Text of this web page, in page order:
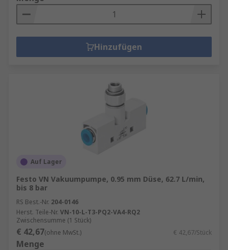
Hinzufügen
Auf Lager
Festo VN Vakuumpumpe, 0.95 mm Düse, 62.7 L/min,
bis 8 bar
RS Best.-Nr. 204-0146
Herst. Teile-Nr. VN-10-L-T3-PQ2-VA4-RQ2
Zwischensumme (1 Stück)
€ 42,67(ohne MwSt.) € 42,67/Stück
Menge